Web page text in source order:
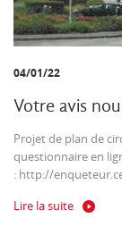
04/01/22
Votre avis
Projet de plan de
questionnaire en
: http://
Lire la suite